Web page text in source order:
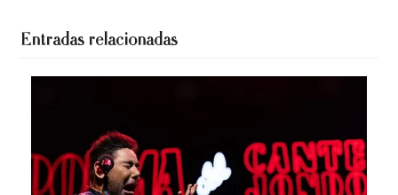
Entradas relacionadas